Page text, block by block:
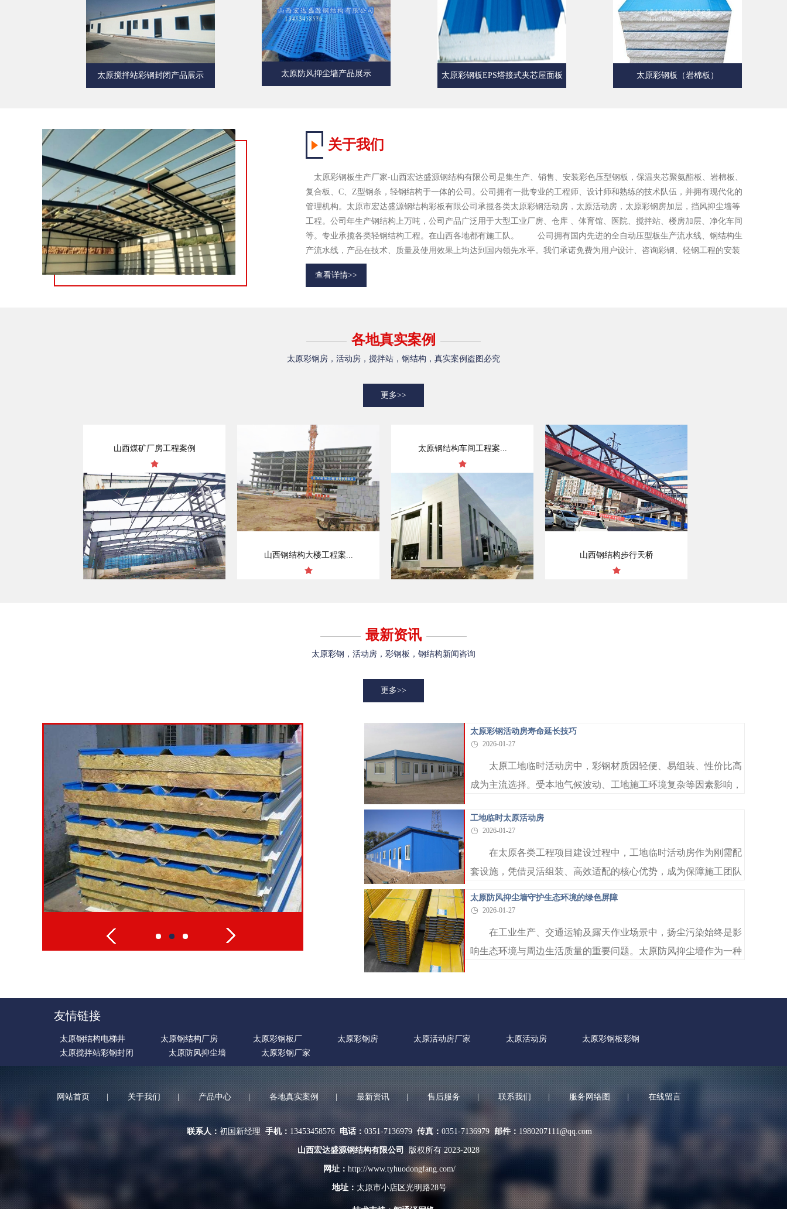
太原搅拌站彩钢封闭产品展示 太原防风抑尘墙产品展示 太原彩钢板EPS塔接式夹芯屋面板 太原彩钢板（岩棉板）
关于我们
太原彩钢板生产厂家-山西宏达盛源钢结构有限公司是集生产、销售、安装彩色压型钢板，保温夹芯聚氨酯板、岩棉板、
复合板、C、Z型钢条，轻钢结构于一体的公司。公司拥有一批专业的工程师、设计师和熟练的技术队伍，并拥有现代化的
管理机构。太原市宏达盛源钢结构彩板有限公司承揽各类太原彩钢活动房，太原活动房，太原彩钢房加层，挡风抑尘墙等
工程。公司年生产钢结构上万吨，公司产品广泛用于大型工业厂房、仓库 、体育馆、医院、搅拌站、楼房加层、净化车间
等。专业承揽各类轻钢结构工程。在山西各地都有施工队。 公司拥有国内先进的全自动压型板生产流水线、钢结构生
产流水线，产品在技术、质量及使用效果上均达到国内领先水平。我们承诺免费为用户设计、咨询彩钢、轻钢工程的安装
绘图，并承揽各种工程及安装等.在中国实力日...
查看详情>>
各地真实案例
太原彩钢房，活动房，搅拌站，钢结构，真实案例盗图必究
更多>>
山西煤矿厂房工程案例
山西钢结构大楼工程案...
太原钢结构车间工程案...
山西钢结构步行天桥
最新资讯
太原彩钢，活动房，彩钢板，钢结构新闻咨询
更多>>
太原彩钢活动房寿命延长技巧
2026-01-27
太原工地临时活动房中，彩钢材质因轻便、易组装、性价比高
成为主流选择。受本地气候波动、工地施工环境复杂等因素影响，
其使用周期、...
工地临时太原活动房
2026-01-27
在太原各类工程项目建设过程中，工地临时活动房作为刚需配
套设施，凭借灵活组装、高效适配的核心优势，成为保障施工团队
又能适配太原...
太原防风抑尘墙守护生态环境的绿色屏障
2026-01-27
在工业生产、交通运输及露天作业场景中，扬尘污染始终是影
响生态环境与周边生活质量的重要问题。太原防风抑尘墙作为一种
友情链接
太原钢结构电梯井 太原钢结构厂房 太原彩钢板厂 太原彩钢房 太原活动房厂家 太原活动房
太原彩钢板彩钢
太原搅拌站彩钢封闭
太原防风抑尘墙 太原彩钢厂家
网站首页 | 关于我们 | 产品中心 | 各地真实案例 | 最新资讯 | 售后服务 | 联系我们 | 服务网络图 | 在线留言
联系人：初国新经理手机： 13453458576 电话：0351-7136979传真：0351-7136979 邮件：1980207111@qq.com
山西宏达盛源钢结构有限公司 版权所有 2023-2028
网址： http://www.tyhuodongfang.com/
地址： 太原市小店区光明路28号